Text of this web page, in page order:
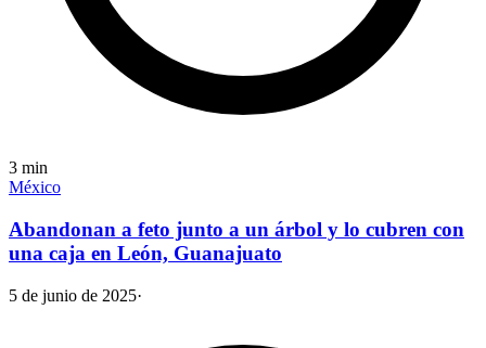
3 min
México
Abandonan a feto junto a un árbol y lo cubren con
una caja en León, Guanajuato
5 de junio de 2025·